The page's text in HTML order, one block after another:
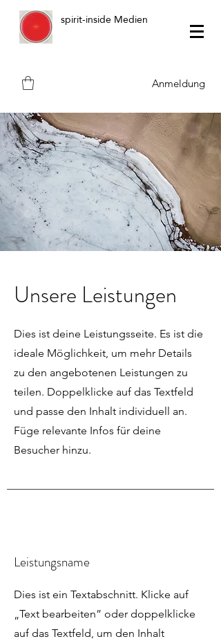
spirit-inside Medien
Anmeldung
Unsere Leistungen
Dies ist deine Leistungsseite. Es ist die
ideale Möglichkeit, um mehr Details
zu den angebotenen Leistungen zu
teilen. Doppelklicke auf das Textfeld
und passe den Inhalt individuell an.
Füge relevante Infos für deine
Besucher hinzu.
Leistungsname
Dies ist ein Textabschnitt. Klicke auf
„Text bearbeiten” oder doppelklicke
auf das Textfeld, um den Inhalt